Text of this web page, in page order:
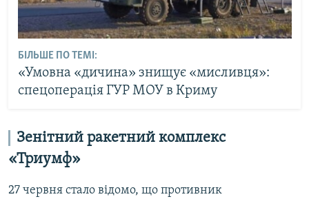
БІЛЬШЕ ПО ТЕМІ:
«Умовна «дичина» знищує «мисливця»:
спецоперація ГУР МОУ в Криму
Зенітний ракетний комплекс
«Триумф»
27 червня стало відомо, що противник